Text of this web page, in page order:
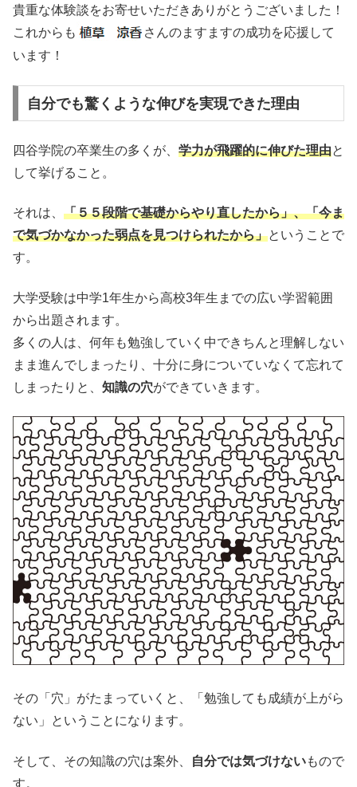
貴重な体験談をお寄せいただきありがとうございました！
これからも
さんのますますの成功を応援して
います！
自分でも驚くような伸びを実現できた理由
四谷学院の卒業生の多くが、 学力が飛躍的に伸びた理由と
して挙げること。
それは、 「５５段階で基礎からやり直したから」、「今ま
で気づかなかった弱点を見つけられたから」ということで
す。
大学受験は中学1年生から高校3年生までの広い学習範囲
から出題されます。
多くの人は、何年も勉強していく中できちんと理解しない
まま進んでしまったり、十分に身についていなくて忘れて
しまったりと、 知識の穴ができていきます。
その「穴」がたまっていくと、「勉強しても成績が上がら
ない」ということになります。
そして、その知識の穴は案外、 自分では気づけないもので
す。